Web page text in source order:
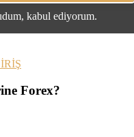
kabul ediyorum.
Forex?